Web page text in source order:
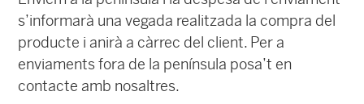
s’informarà una vegada realitzada la compra del
producte i anirà a càrrec del client. Per a
enviaments fora de la península posa’t en
contacte amb nosaltres.